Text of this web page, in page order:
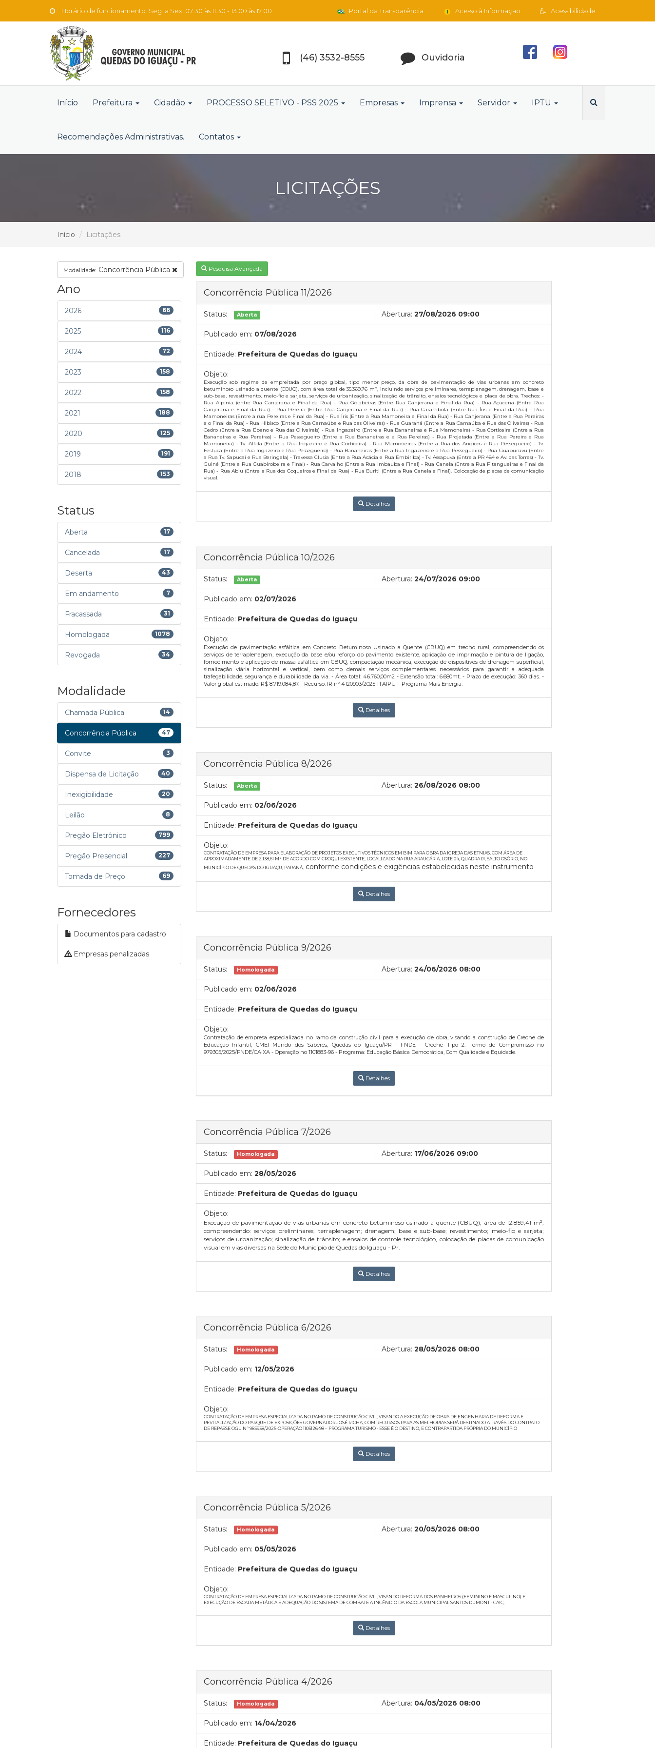
Horário de funcionamento: Seg. a Sex. 07:30 às 11:30 - 13:00 às 17:00 Acessibilidade
Acesso à Informação
Portal da Transparência
(46) 3532-8555 Ouvidoria
Início Prefeitura Cidadão PROCESSO SELETIVO - PSS 2025 Empresas Imprensa Servidor IPTU
Recomendações Administrativas. Contatos
LICITAÇÕES
Início Licitações
Modalidade: Concorrência Pública
Ano
2026 66
2025 116
2024 72
2023 158
2022 158
2021 188
2020 125
2019 191
2018 153
Status
Aberta 17
Cancelada 17
Deserta 43
Em andamento 7
Fracassada 31
Homologada 1078
Revogada 34
Modalidade
Chamada Pública 14
Concorrência Pública 47
Convite 3
Dispensa de Licitação 40
Inexigibilidade 20
Leilão 8
Pregão Eletrônico 799
Pregão Presencial 227
Tomada de Preço 69
Fornecedores
Documentos para cadastro
Empresas penalizadas
Pesquisa Avançada
Concorrência Pública 11/2026
Status: Aberta Abertura: 27/08/2026 09:00
Publicado em: 07/08/2026
Entidade: Prefeitura de Quedas do Iguaçu
Objeto:
Execução sob regime de empreitada por preço global, tipo menor preço, da obra de pavimentação de vias urbanas em concreto
betuminoso usinado a quente (CBUQ), com área total de 35.369,76 m², incluindo serviços preliminares, terraplenagem, drenagem, base e
sub-base, revestimento, meio-fio e sarjeta, serviços de urbanização, sinalização de trânsito, ensaios tecnológicos e placa de obra. Trechos: -
Rua Alpinia (entre Rua Canjerana e Final da Rua) - Rua Goiabeiras (Entre Rua Canjerana e Final da Rua) - Rua Açucena (Entre Rua
Canjerana e Final da Rua) - Rua Pereira (Entre Rua Canjerana e Final da Rua) - Rua Carambola (Entre Rua Íris e Final da Rua) – Rua
Mamoneiras (Entre a rua Pereiras e Final da Rua) - Rua Íris (Entre a Rua Mamoneira e Final da Rua) - Rua Canjerana (Entre a Rua Pereiras
e o Final da Rua) - Rua Hibisco (Entre a Rua Carnaúba e Rua das Oliveiras) - Rua Guaraná (Entre a Rua Carnaúba e Rua das Oliveiras) - Rua
Cedro (Entre a Rua Ébano e Rua das Oliveirais) - Rua Ingazeiro (Entre a Rua Bananeiras e Rua Mamoneira) - Rua Corticeira (Entre a Rua
Bananeiras e Rua Pereiras) – Rua Pessegueiro (Entre a Rua Bananeiras e a Rua Pereiras) - Rua Projetada (Entre a Rua Pereira e Rua
Mamoneira) - Tv. Alfafa (Entre a Rua Ingazeiro e Rua Corticeira) - Rua Mamoneiras (Entre a Rua dos Angicos e Rua Pessegueiro) - Tv.
Festuca (Entre a Rua Ingazeiro e Rua Pessegueiro) - Rua Bananeiras (Entre a Rua Ingazeiro e a Rua Pessegueiro) - Rua Guapuruvu (Entre
a Rua Tv. Sapucaí e Rua Beringela) - Travessa Clusia (Entre a Rua Acácia e Rua Embiriba) - Tv. Assapuva (Entre a PR 484 e Av. das Torres) - Tv.
Guiné (Entre a Rua Guabirobeira e Final) - Rua Carvalho (Entre a Rua Imbauba e Final) - Rua Canela (Entre a Rua Pitangueiras e Final da
Rua) - Rua Abiu (Entre a Rua dos Coqueiros e Final da Rua) - Rua Buriti (Entre a Rua Canela e Final). Colocação de placas de comunicação
visual.
Detalhes
Concorrência Pública 10/2026
Status: Aberta Abertura: 24/07/2026 09:00
Publicado em: 02/07/2026
Entidade: Prefeitura de Quedas do Iguaçu
Objeto:
Execução de pavimentação asfáltica em Concreto Betuminoso Usinado a Quente (CBUQ) em trecho rural, compreendendo os
serviços de terraplenagem, execução da base e/ou reforço do pavimento existente, aplicação de imprimação e pintura de ligação,
fornecimento e aplicação de massa asfáltica em CBUQ, compactação mecânica, execução de dispositivos de drenagem superficial,
sinalização viária horizontal e vertical, bem como demais serviços complementares necessários para garantir a adequada
trafegabilidade, segurança e durabilidade da via. - Área total: 46.760,00m2 - Extensão total: 6.680mt. - Prazo de execução: 360 dias. -
Valor global estimado: R$ 8.719.084,87. - Recurso: IR nº 4120903/2025-ITAIPU – Programa Mais Energia.
Detalhes
Concorrência Pública 8/2026
Status: Aberta Abertura: 26/08/2026 08:00
Publicado em: 02/06/2026
Entidade: Prefeitura de Quedas do Iguaçu
Objeto:
CONTRATAÇÃO DE EMPRESA PARA ELABORAÇÃO DE PROJETOS EXECUTIVOS TÉCNICOS EM BIM PARA OBRA DA IGREJA DAS ETNIAS, COM ÁREA DE
APROXIMADAMENTE DE 2.138,61 M² DE ACORDO COM CROQUI EXISTENTE, LOCALIZADO NA RUA ARAUCÁRIA, LOTE 04, QUADRA 01, SALTO OSÓRIO, NO
MUNICÍPIO DE QUEDAS DO IGUAÇU, PARANÁ,
conforme condições e exigências estabelecidas neste instrumento
Detalhes
Concorrência Pública 9/2026
Status: Homologada Abertura: 24/06/2026 08:00
Publicado em: 02/06/2026
Entidade: Prefeitura de Quedas do Iguaçu
Objeto:
Contratação de empresa especializada no ramo da construção civil para a execução de obra, visando a construção de Creche de
Educação Infantil, CMEI Mundo dos Saberes, Quedas do Iguaçu/PR - FNDE - Creche Tipo 2. Termo de Compromisso no
979305/2025/FNDE/CAIXA - Operação no 1101883-96 - Programa: Educação Básica Democrática, Com Qualidade e Equidade.
Detalhes
Concorrência Pública 7/2026
Status: Homologada Abertura: 17/06/2026 09:00
Publicado em: 28/05/2026
Entidade: Prefeitura de Quedas do Iguaçu
Objeto:
Execução de pavimentação de vias urbanas em concreto betuminoso usinado a quente (CBUQ), área de 12.859,41 m²,
compreendendo: serviços preliminares; terraplenagem; drenagem; base e sub-base; revestimento; meio-fio e sarjeta;
serviços de urbanização; sinalização de trânsito; e ensaios de controle tecnológico, colocação de placas de comunicação
visual em vias diversas na Sede do Município de Quedas do Iguaçu - Pr.
Detalhes
Concorrência Pública 6/2026
Status: Homologada Abertura: 28/05/2026 08:00
Publicado em: 12/05/2026
Entidade: Prefeitura de Quedas do Iguaçu
Objeto:
CONTRATAÇÃO DE EMPRESA ESPECIALIZADA NO RAMO DE CONSTRUÇÃO CIVIL, VISANDO A EXECUÇÃO DE OBRA DE ENGENHARIA DE REFORMA E
REVITALIZAÇÃO DO PARQUE DE EXPOSIÇÕES GOVERNADOR JOSÉ RICHA, COM RECURSOS PARA AS MELHORIAS SERÁ DESTINADO ATRAVÉS DO CONTRATO
DE REPASSE OGU Nº 983938/2025-OPERAÇÃO 1105126-98 – PROGRAMA TURISMO - ESSE É O DESTINO, E CONTRAPARTIDA PRÓPRIA DO MUNICÍPIO
Detalhes
Concorrência Pública 5/2026
Status: Homologada Abertura: 20/05/2026 08:00
Publicado em: 05/05/2026
Entidade: Prefeitura de Quedas do Iguaçu
Objeto:
CONTRATAÇÃO DE EMPRESA ESPECIALIZADA NO RAMO DE CONSTRUÇÃO CIVIL, VISANDO REFORMA DOS BANHEIROS (FEMININO E MASCULINO) E
EXECUÇÃO DE ESCADA METÁLICA E ADEQUAÇÃO DO SISTEMA DE COMBATE A INCÊNDIO DA ESCOLA MUNICIPAL SANTOS DUMONT - CAIC,
Detalhes
Concorrência Pública 4/2026
Status: Homologada Abertura: 04/05/2026 08:00
Publicado em: 14/04/2026
Entidade: Prefeitura de Quedas do Iguaçu